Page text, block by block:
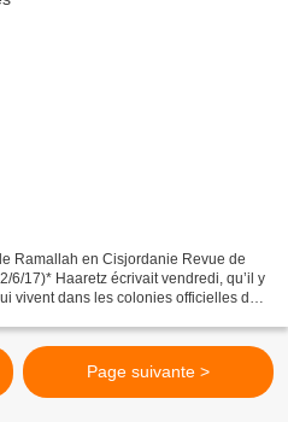
Ramallah en Cisjordanie Revue de
6/17)* Haaretz écrivait vendredi, qu’il y
vivent dans les colonies officielles de
Page suivante >